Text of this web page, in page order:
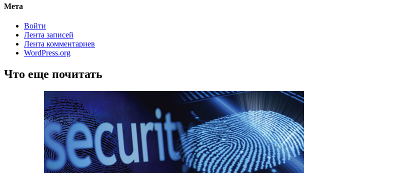
Мета
Войти
Лента записей
Лента комментариев
WordPress.org
Что еще почитать